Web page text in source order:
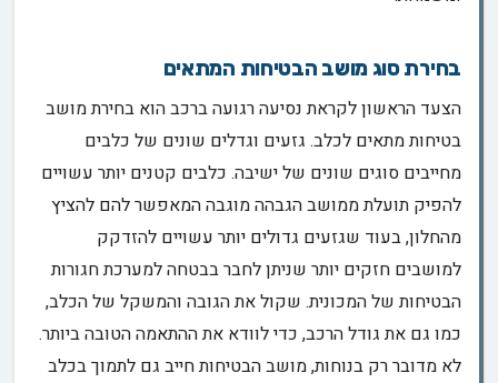
בחירת סוג מושב הבטיחות המתאים
הצעד הראשון לקראת נסיעה רגועה ברכב הוא בחירת מושב
בטיחות מתאים לכלב. גזעים וגדלים שונים של כלבים
מחייבים סוגים שונים של ישיבה. כלבים קטנים יותר עשויים
להפיק תועלת ממושב הגבהה מוגבה המאפשר להם להציץ
מהחלון, בעוד שגזעים גדולים יותר עשויים להזדקק
למושבים חזקים יותר שניתן לחבר בבטחה למערכת חגורות
הבטיחות של המכונית. שקול את הגובה והמשקל של הכלב,
כמו גם את גודל הרכב, כדי לוודא את ההתאמה הטובה ביותר.
לא מדובר רק בנוחות, מושב הבטיחות חייב גם לתמוך בכלב